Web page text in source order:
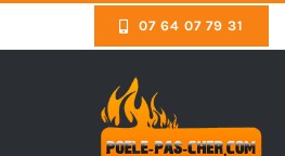
07 64 07 79 31